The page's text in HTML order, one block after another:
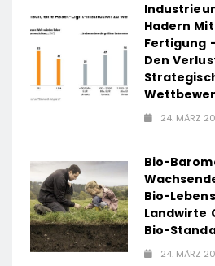
Hadern
Fertigung
Den
24. MÄRZ
Bio-
Bio-
Landwirte
Bio-
24. MÄRZ